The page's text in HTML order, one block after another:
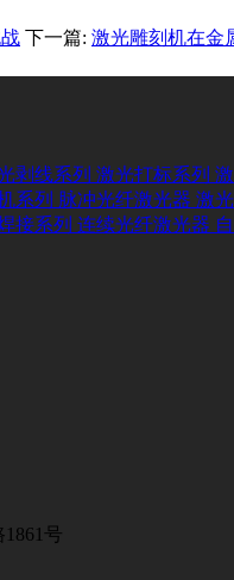
下一篇: 激光雕刻机在金
剥线系列 激光打标系列 激
系列 脉冲光纤激光器 激光
接系列 连续光纤激光器 自
号